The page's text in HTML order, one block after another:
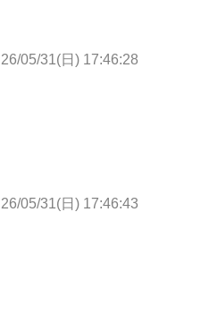
26/05/31(日) 17:46:28
26/05/31(日) 17:46:43